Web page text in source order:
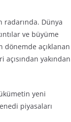
radarında. Dünya
ve büyüme
açıklanan
yakından
yeni
piyasaları